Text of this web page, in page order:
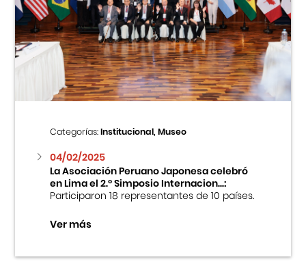
Categorías:Institucional, Museo
04/02/2025
La Asociación Peruano Japonesa celebró
en Lima el 2.º Simposio Internacion...:
Participaron 18 representantes de 10 países.
Ver más